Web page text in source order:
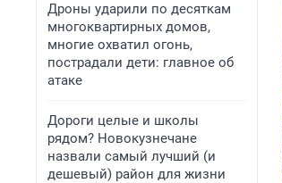
Дроны ударили по десяткам
многоквартирных домов,
многие охватил огонь,
пострадали дети: главное об
атаке
Дороги целые и школы
рядом? Новокузнечане
назвали самый лучший (и
дешевый) район для жизни